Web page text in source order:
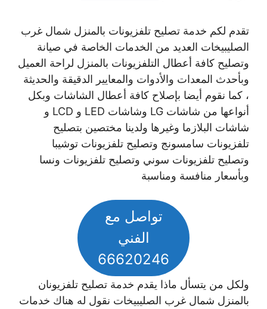
تقدم لكم خدمة تصليح تلفزيونات بالمنزل شمال غرب
الصليبيخات العديد من الخدمات الخاصة في صيانة
وتصليح كافة أعطال التلفزيونات بالمنزل لراحة العميل
وبأحدث المعدات والأدوات والمعايير الدقيقة والحديثة
، كما نقوم أيضا بإصلاح كافة أعطال الشاشات وبكل
أنواعها من شاشات LG وشاشات LED و LCD و
شاشات البلازما وغيرها ولدينا مختصين بتصليح
تلفزيونات سامسونج وتصليح تلفزيونات توشيبا
وتصليح تلفزيونات سوني وتصليح تلفزيونات ونسا
وبأسعار منافسة ومناسبة
تواصل مع
الفني
66620246
ولكل من يتسأل ماذا يقدم خدمة تصليح تلفزيونان
بالمنزل شمال غرب الصليبيخات نقول له هناك خدمات